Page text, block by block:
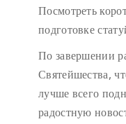
Посмотреть
подготовке
По завершении
Святейшества,
лучше всего
радостную